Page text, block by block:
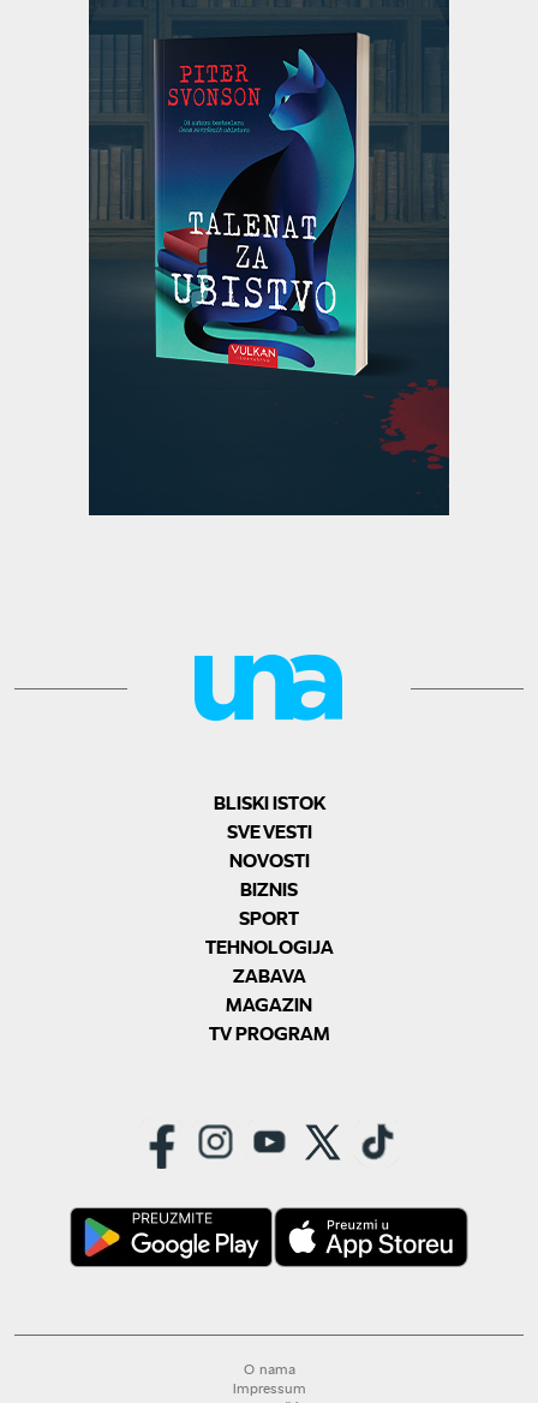
BLISKI ISTOK
SVE VESTI
NOVOSTI
BIZNIS
SPORT
TEHNOLOGIJA
ZABAVA
MAGAZIN
TV PROGRAM
O nama
Impressum